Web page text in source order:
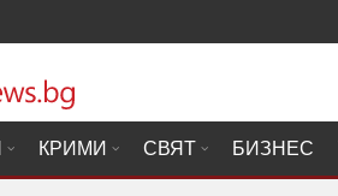
КРИМИ СВЯТ БИЗНЕС